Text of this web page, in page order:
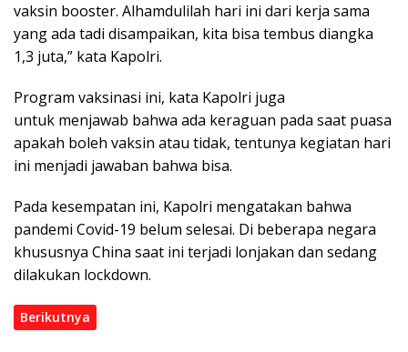
vaksin booster. Alhamdulilah hari ini dari kerja sama
yang ada tadi disampaikan, kita bisa tembus diangka
1,3 juta,” kata Kapolri.
Program vaksinasi ini, kata Kapolri juga
untuk menjawab bahwa ada keraguan pada saat puasa
apakah boleh vaksin atau tidak, tentunya kegiatan hari
ini menjadi jawaban bahwa bisa.
Pada kesempatan ini, Kapolri mengatakan bahwa
pandemi Covid-19 belum selesai. Di beberapa negara
khususnya China saat ini terjadi lonjakan dan sedang
dilakukan lockdown.
Berikutnya